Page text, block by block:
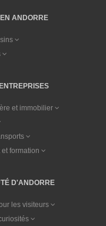
ANDORRE
et immobilier
formation
D'ANDORRE
les visiteurs